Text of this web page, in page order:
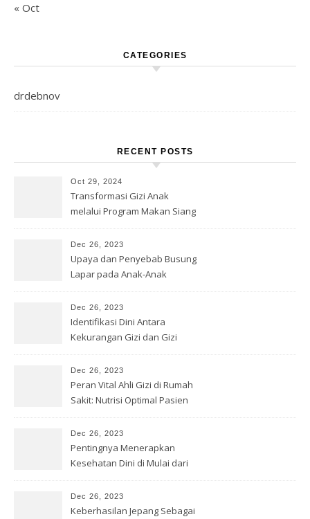
« Oct
CATEGORIES
drdebnov
RECENT POSTS
Oct 29, 2024
Transformasi Gizi Anak
melalui Program Makan Siang
Dec 26, 2023
Upaya dan Penyebab Busung
Lapar pada Anak-Anak
Dec 26, 2023
Identifikasi Dini Antara
Kekurangan Gizi dan Gizi
Dec 26, 2023
Peran Vital Ahli Gizi di Rumah
Sakit: Nutrisi Optimal Pasien
Dec 26, 2023
Pentingnya Menerapkan
Kesehatan Dini di Mulai dari
Dec 26, 2023
Keberhasilan Jepang Sebagai